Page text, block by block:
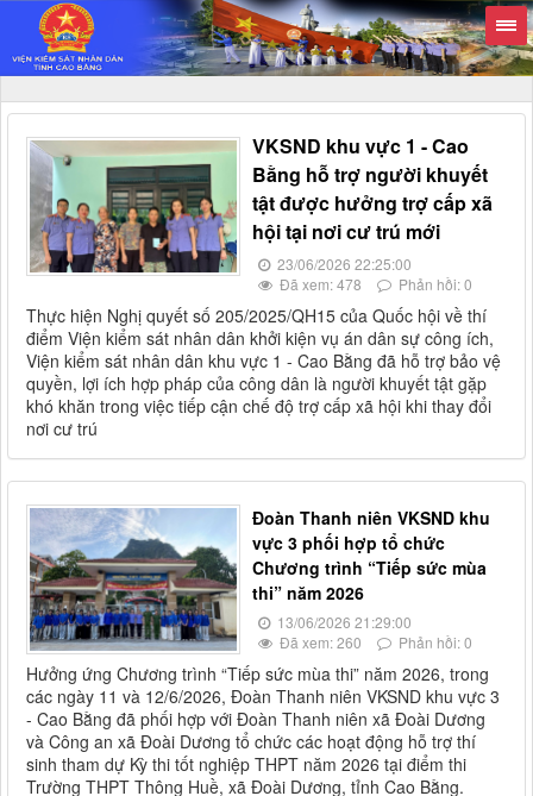
VKSND khu vực 1 - Cao
Bằng hỗ trợ người khuyết
tật được hưởng trợ cấp xã
hội tại nơi cư trú mới
23/06/2026 22:25:00
Đã xem: 478
Phản hồi: 0
Thực hiện Nghị quyết số 205/2025/QH15 của Quốc hội về thí
điểm Viện kiểm sát nhân dân khởi kiện vụ án dân sự công ích,
Viện kiểm sát nhân dân khu vực 1 - Cao Bằng đã hỗ trợ bảo vệ
quyền, lợi ích hợp pháp của công dân là người khuyết tật gặp
khó khăn trong việc tiếp cận chế độ trợ cấp xã hội khi thay đổi
nơi cư trú
Đoàn Thanh niên VKSND khu
vực 3 phối hợp tổ chức
Chương trình “Tiếp sức mùa
thi” năm 2026
13/06/2026 21:29:00
Đã xem: 260
Phản hồi: 0
Hưởng ứng Chương trình “Tiếp sức mùa thi” năm 2026, trong
các ngày 11 và 12/6/2026, Đoàn Thanh niên VKSND khu vực 3
- Cao Bằng đã phối hợp với Đoàn Thanh niên xã Đoài Dương
và Công an xã Đoài Dương tổ chức các hoạt động hỗ trợ thí
sinh tham dự Kỳ thi tốt nghiệp THPT năm 2026 tại điểm thi
Trường THPT Thông Huề, xã Đoài Dương, tỉnh Cao Bằng.